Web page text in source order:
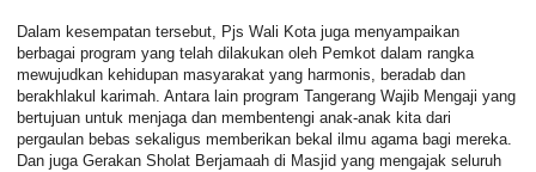
Dalam kesempatan tersebut, Pjs Wali Kota juga menyampaikan
berbagai program yang telah dilakukan oleh Pemkot dalam rangka
mewujudkan kehidupan masyarakat yang harmonis, beradab dan
berakhlakul karimah. Antara lain program Tangerang Wajib Mengaji yang
bertujuan untuk menjaga dan membentengi anak-anak kita dari
pergaulan bebas sekaligus memberikan bekal ilmu agama bagi mereka.
Dan juga Gerakan Sholat Berjamaah di Masjid yang mengajak seluruh